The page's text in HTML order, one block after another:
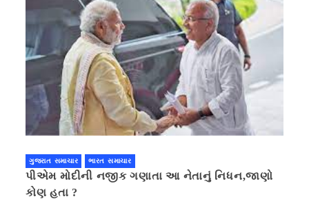
ગુજરાત સમાચાર ભારત સમાચાર
પીએમ મોદીની નજીક ગણાતા આ નેતાનું નિધન,જાણો
કોણ હતા ?